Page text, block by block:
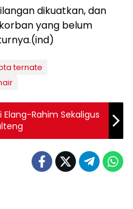
dikuatkan, dan
yang belum
ternate
Elang-Rahim Sekaligus